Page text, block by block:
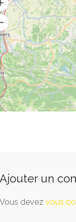
Ajouter un
Vous devez vous